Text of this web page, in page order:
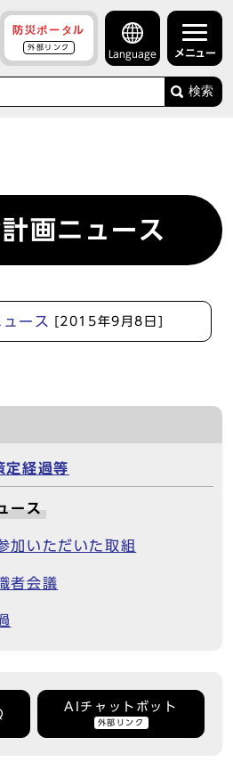
防災ポータル
外部リンク
Language メニュー
検索
画ニュース
ース [2015年9月8日]
定経過等
ース
加いただいた取組
者会議
AIチャットボット
外部リンク